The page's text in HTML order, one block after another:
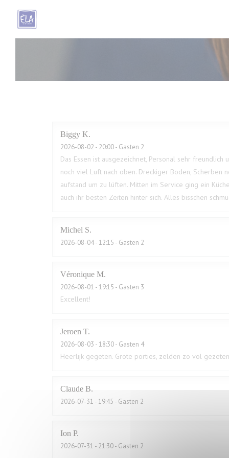
Cookies beheer paneel
Biggy K
2026-08-02 - 20:00 - Gasten 2
Das Essen ist ausgezeichnet, Personal sehr
noch viel Luft nach oben. Dreckiger Boden, Scherben
aufstand um zu lüften. Mitten im Service ging ein
auch ihr besten Zeiten hinter sich. Alles bisschen
Michel S
2026-08-04- 12:15 - Gasten 2
Véronique M
2026-08-01 - 19:15 - Gasten 3
Excellent!
Jeroen T
2026-08-03 - 18:30 - Gasten 4
Heerlijk gegeten. Grote porties, zelden zo vol
Claude B
2026-07-31 - 19:45 - Gasten 2
Ion P
2026-07-31 - 21:30 - Gasten 2